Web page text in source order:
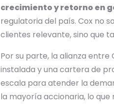
crecimiento y retorno en
regulatoria del país. Cox no
clientes relevante, sino que
Por su parte, la alianza entre
instalada y una cartera de
escala para atender la
la mayoría accionaria, lo